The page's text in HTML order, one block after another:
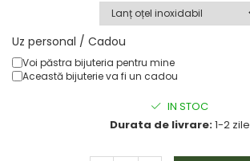
Bijuterii oțel
Colier / Pandantiv
Cercei
Uz personal / Cadou
Voi păstra bijuteria pentru mine
Această bijuterie va fi un cadou
IN STOC
Durata de livrare:1-2 zile